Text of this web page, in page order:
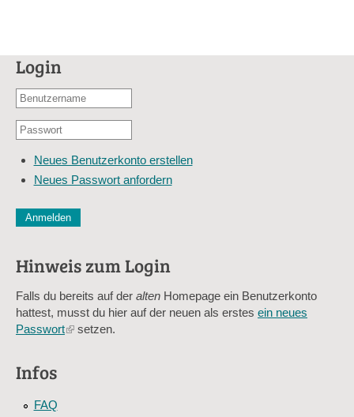
Login
Benutzername
E-
Adresse
Passwort
Neues Benutzerkonto erstellen
Neues Passwort anfordern
Diese Sicherheitsfrage überprüft, ob Sie ein menschlicher
Sag mir nicht, wie viele Sternlein stehen
Hinweis zum Login
Falls du bereits auf der alten Homepage ein Benutzerkonto
hattest, musst du hier auf der neuen als erstes ein neues
Passwort(linksetzen.
Infos
FAQ